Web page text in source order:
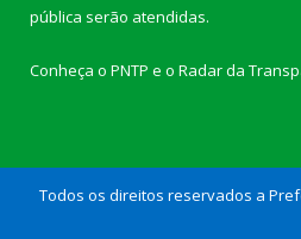
pública serão atendidas.
Conheça o PNTP e o Radar da
Todos os direitos reservados a